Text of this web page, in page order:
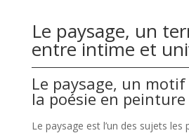
Le paysage, un
entre intime et
Le paysage, un
la poésie en peinture
Le paysage est l’un des sujets les